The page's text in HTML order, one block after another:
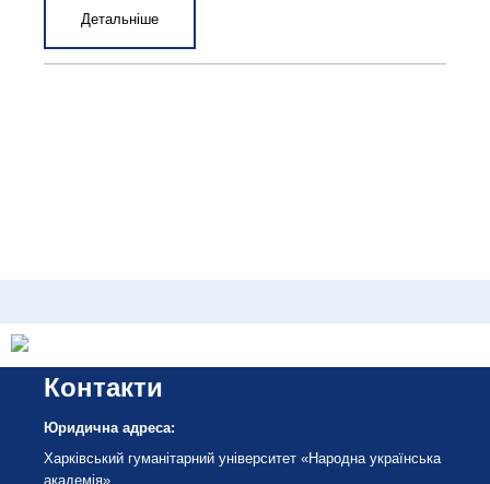
Детальніше
Контакти
Юридична адреса:
Харківський гуманітарний університет «Народна українська
академія»